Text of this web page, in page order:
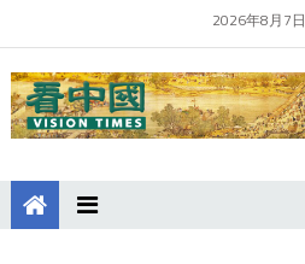
2026年8月7日